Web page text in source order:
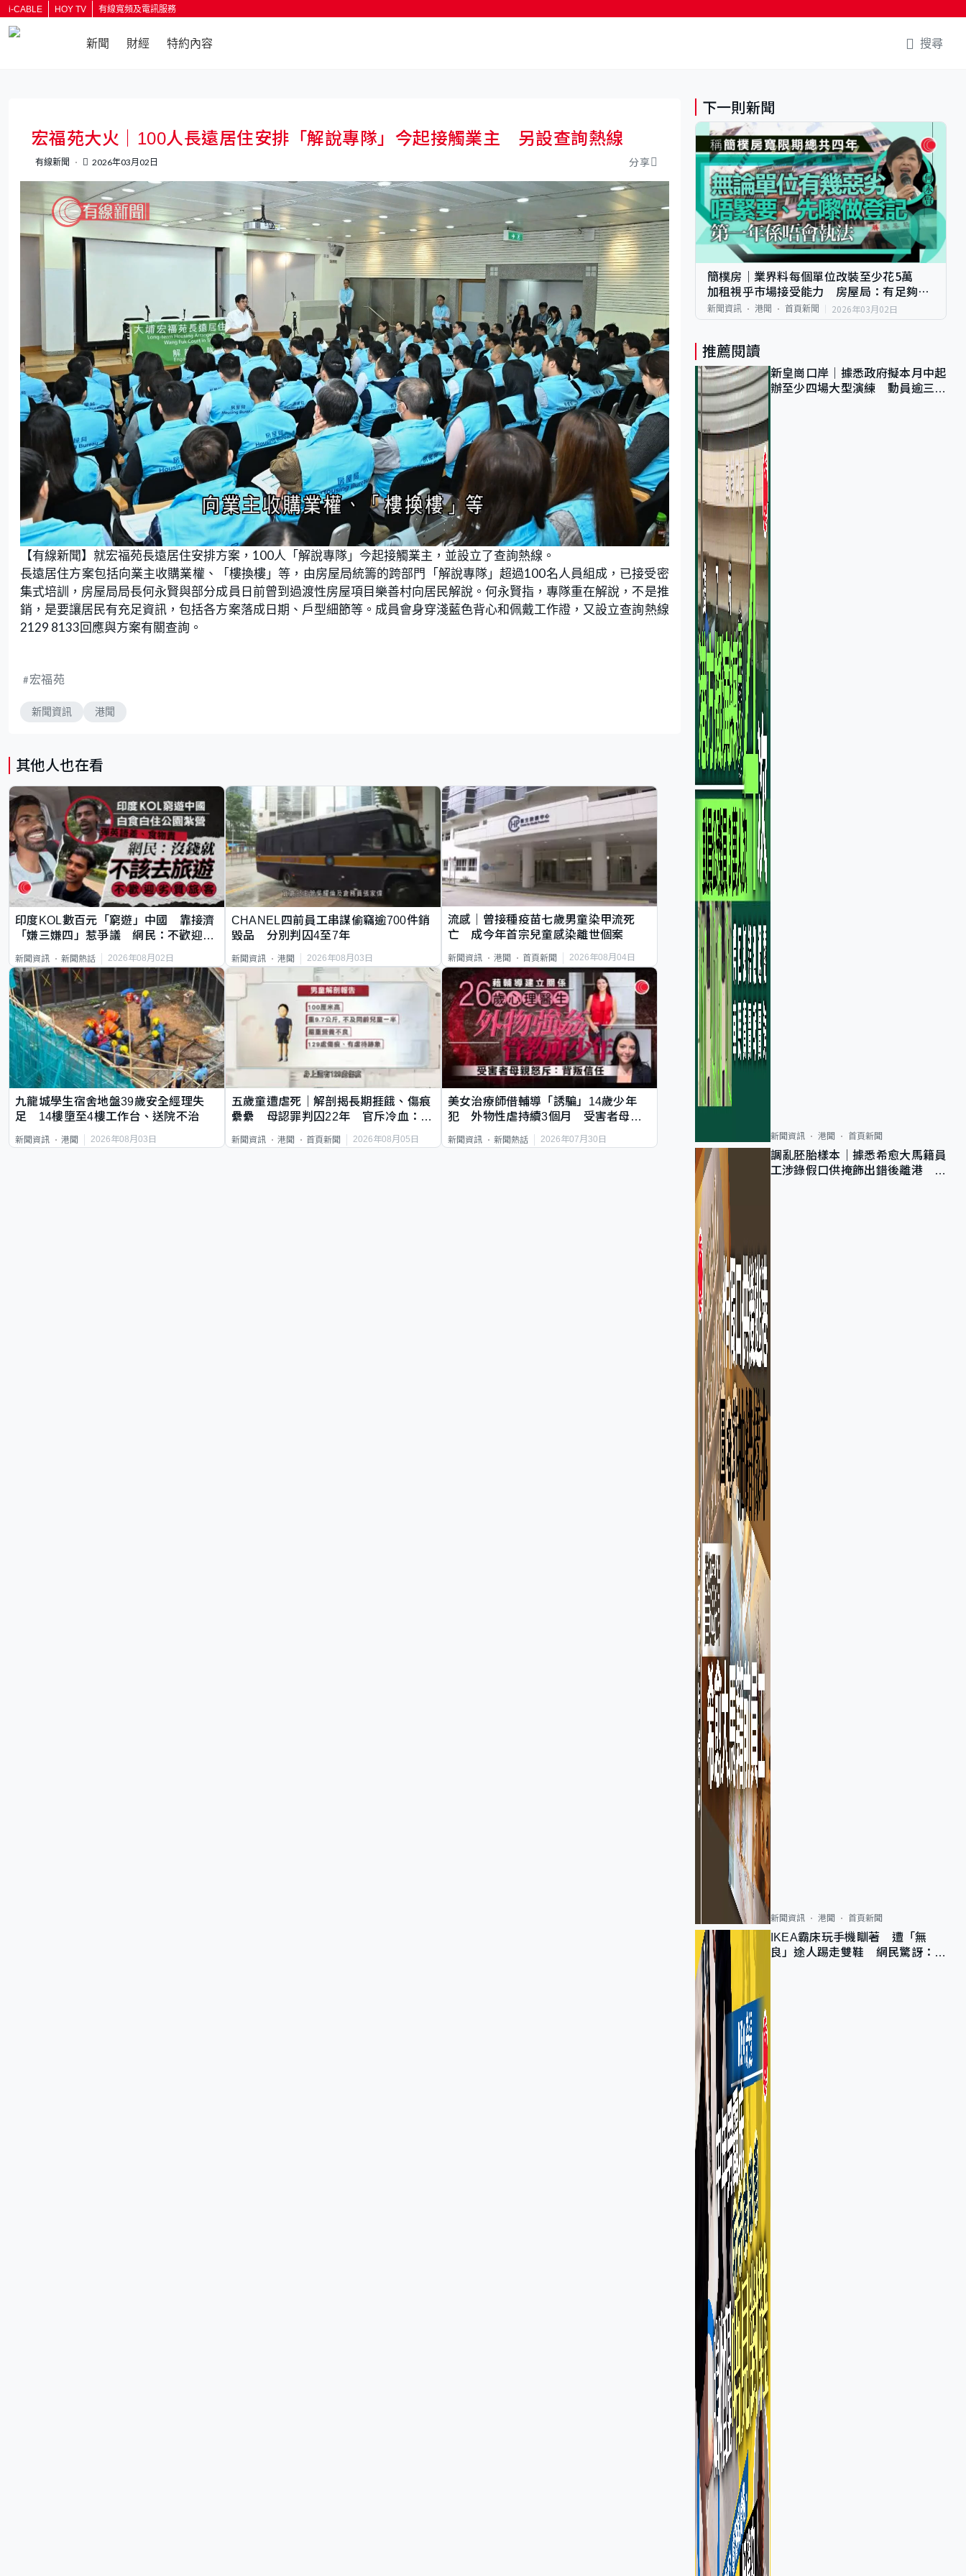
i-CABLE HOY TV 有線寬頻及電訊服務
新聞 財經 特約內容 搜尋
宏福苑大火｜100人長遠居住安排「解說專隊」今起接觸業主 另設查詢熱線
有線新聞 2026年03月02日 分享
U
n
m
u
t
e
L
o
a
d
5
3
5
7
【有線新聞】就宏福苑長遠居住安排方案，100人「解說專隊」今起接觸業主，並設立了查詢熱線。
長遠居住方案包括向業主收購業權、「樓換樓」等，由房屋局統籌的跨部門「解說專隊」超過100名人員組成，已接受密
集式培訓，房屋局局長何永賢與部分成員日前曾到過渡性房屋項目樂善村向居民解說。何永賢指，專隊重在解說，不是推
銷，是要讓居民有充足資訊，包括各方案落成日期、戶型細節等。成員會身穿淺藍色背心和佩戴工作證，又設立查詢熱線
2129 8133回應與方案有關查詢。
宏福苑
新聞資訊 港聞
其他人也在看
印度KOL數百元「窮遊」中國 靠接濟
「嫌三嫌四」惹爭議 網民：不歡迎劣
新聞資訊 新聞熱話 2026年08月02日
CHANEL四前員工串謀偷竊逾700件銷
毀品 分別判囚4至7年
新聞資訊 港聞 2026年08月03日
流感｜曾接種疫苗七歲男童染甲流死
亡 成今年首宗兒童感染離世個案
新聞資訊 港聞 首頁新聞 2026年08月04日
九龍城學生宿舍地盤39歲安全經理失
足 14樓墮至4樓工作台、送院不治
新聞資訊 港聞 2026年08月03日
五歲童遭虐死｜解剖揭長期捱餓、傷痕
纍纍 母認罪判囚22年 官斥冷血：同
新聞資訊 港聞 首頁新聞 2026年08月05日
美女治療師借輔導「誘騙」14歲少年
犯 外物性虐持續3個月 受害者母：
新聞資訊 新聞熱話 2026年07月30日
下一則新聞
簡樸房｜業界料每個單位改裝至少花5萬
加租視乎巿場接受能力 房屋局：有足夠寬
限期
新聞資訊 港聞 首頁新聞 2026年03月02日
推薦閱讀
新皇崗口岸｜據悉政府擬本月中起
辦至少四場大型演練 動員逾三萬
新聞資訊 港聞 首頁新聞
調亂胚胎樣本｜據悉希愈大馬籍員
工涉錄假口供掩飾出錯後離港 警
新聞資訊 港聞 首頁新聞
IKEA霸床玩手機瞓著 遭「無
良」途人踢走雙鞋 網民驚訝：冇